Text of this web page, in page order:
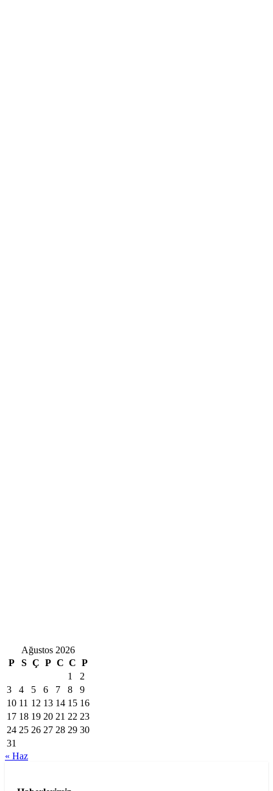
Ağustos 2026
P
S Ç P C C P
1
2
3
4 5 6 7 8
9
10 11 12 13 14 15 16
17 18 19 20 21 22 23
24 25 26 27 28 29 30
31
« Haz